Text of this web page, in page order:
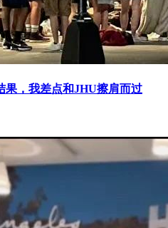
果，我差点和JHU擦肩而过